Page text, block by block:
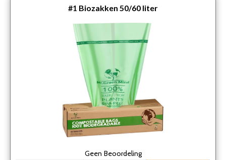
#1 Biozakken 50/60 liter
Geen Beoordeling